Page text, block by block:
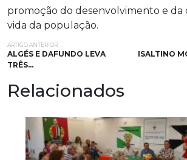
promoção do desenvolvimento e da
vida da população.
ARTIGO ANTERIOR
ALGÉS E DAFUNDO LEVA
TRÊS…
ISALTINO
Relacionados